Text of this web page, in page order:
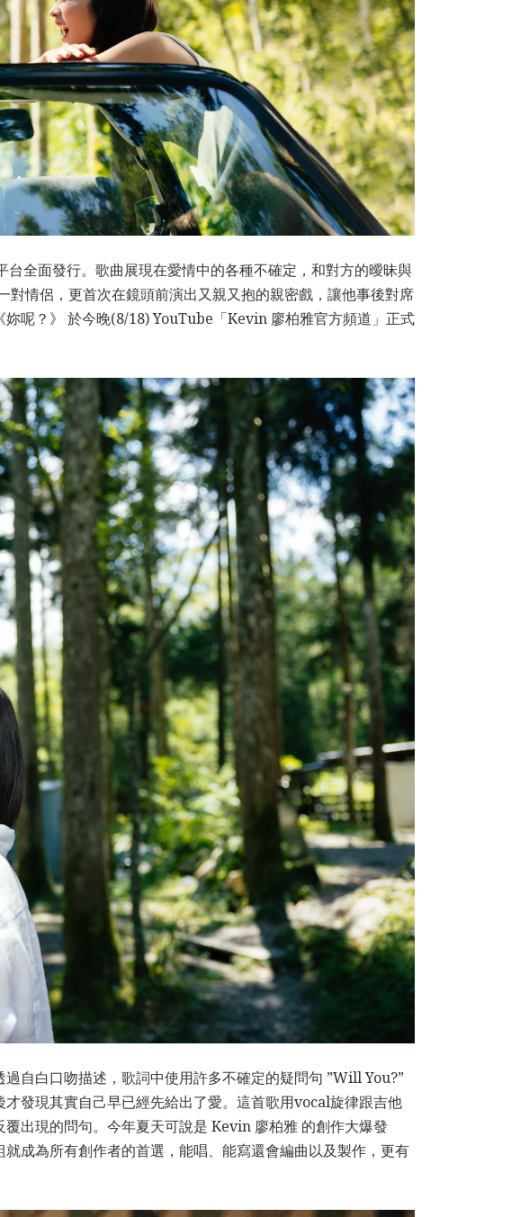
全面發行。歌曲展現在愛情中的各種不確定，和對方的曖昧與
情侶，更首次在鏡頭前演出又親又抱的親密戲，讓他事後對席
呢？》 於今晚(8/18) YouTube「Kevin 廖柏雅官方頻道」正式
自白口吻描述，歌詞中使用許多不確定的疑問句 ”Will You?”
發現其實自己早已經先給出了愛。這首歌用vocal旋律跟吉他
出現的問句。今年夏天可說是 Kevin 廖柏雅 的創作大爆發
成為所有創作者的首選，能唱、能寫還會編曲以及製作，更有